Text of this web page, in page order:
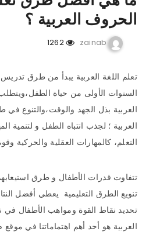
الحروف العربية ؟
zainab
1262
تعلم اللغة العربية يبدأ من طرق
السنوات الأولى من حياة
العربية بذل الجهد والوقت،والتنوع
العربية ؛ لجذب انتباه الطفل و لتنمية
التعلم، كالمهارات العقلية والحركية
تتفاوت قدرات الأطفال و طرق
تنويع الطرق التعليمية يعطي أفضل
تحديد نقاط القوة ومواهب الأطفال في
العربية هو أحد أهم اهتماماتنا في